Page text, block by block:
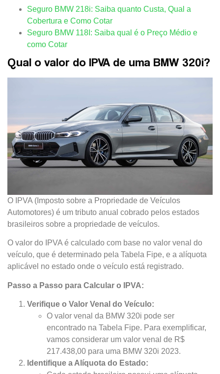
Seguro BMW 218i: Saiba quanto Custa, Qual a
Cobertura e Como Cotar
Seguro BMW 118I: Saiba qual é o Preço Médio e
como Cotar
Qual o valor do IPVA de uma BMW 320i?
O IPVA (Imposto sobre a Propriedade de Veículos
Automotores) é um tributo anual cobrado pelos estados
brasileiros sobre a propriedade de veículos.
O valor do IPVA é calculado com base no valor venal do
veículo, que é determinado pela Tabela Fipe, e a alíquota
aplicável no estado onde o veículo está registrado.
Passo a Passo para Calcular o IPVA:
Verifique o Valor Venal do Veículo:
O valor venal da BMW 320i pode ser
encontrado na Tabela Fipe. Para exemplificar,
vamos considerar um valor venal de R$
217.438,00 para uma BMW 320i 2023.
Identifique a Alíquota do Estado: